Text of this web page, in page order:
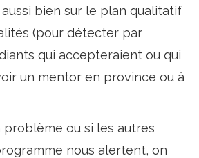
bien sur le plan qualitatif
(pour détecter par
qui accepteraient ou qui
un mentor en province ou à
ou si les autres
nous alertent, on